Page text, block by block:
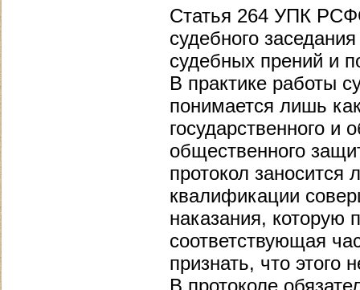
Статья 264 УПК
судебного
судебных прений и
В практике работы
понимается лишь
государственного и
общественного
протокол заносится
квалификации
наказания, которую
соответствующая
признать, что этого
В протоколе